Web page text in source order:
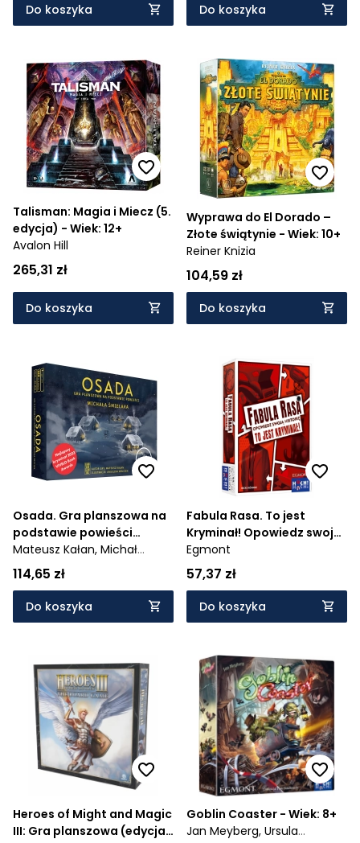
Do koszyka Do koszyka
Talisman: Magia i Miecz (5.
edycja) - Wiek: 12+
Avalon Hill
265,31 zł
Do koszyka
Wyprawa do El Dorado –
Złote świątynie - Wiek: 10+
Reiner Knizia
104,59 zł
Do koszyka
Osada. Gra planszowa na
podstawie powieści
Michała Śmielaka - Wiek:
12+
Mateusz Kałan, Michał
Śmielak
114,65 zł
Do koszyka
Fabula Rasa. To jest
Kryminał! Opowiedz swoją
historię
Egmont
57,37 zł
Do koszyka
Heroes of Might and Magic
III: Gra planszowa (edycja
Goblin Coaster - Wiek: 8+
Jan Meyberg, Ursula